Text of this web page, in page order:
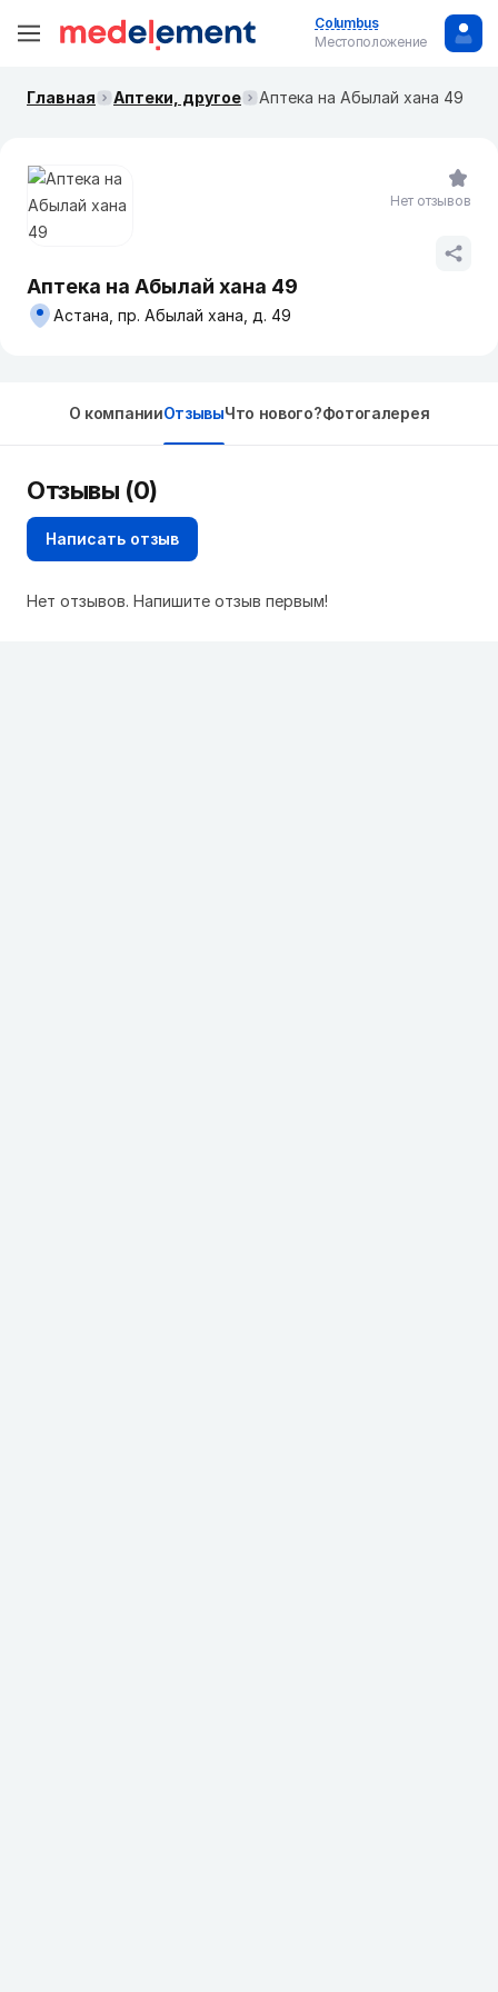
Columbus
Местоположение
Главная Аптеки, другое Аптека на Абылай хана 49
Аптека на Абылай хана 49
Астана, пр. Абылай хана, д. 49
Нет отзывов
О компанииОтзывыЧто нового?Фотогалерея
Отзывы (0)
Написать отзыв
Нет отзывов. Напишите отзыв первым!